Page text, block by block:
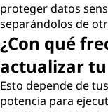
proteger datos
separándolos de
¿Con qué
actualizar
Esto depende de
potencia para